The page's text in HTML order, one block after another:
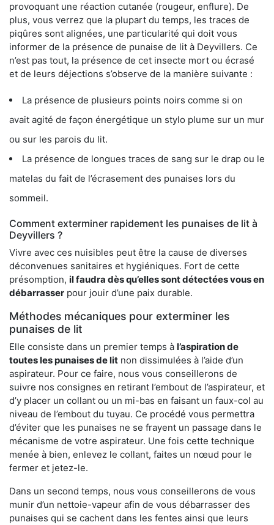
provoquant une réaction cutanée (rougeur, enflure). De
plus, vous verrez que la plupart du temps, les traces de
piqûres sont alignées, une particularité qui doit vous
informer de la présence de punaise de lit à Deyvillers. Ce
n’est pas tout, la présence de cet insecte mort ou écrasé
et de leurs déjections s’observe de la manière suivante :
La présence de plusieurs points noirs comme si on
avait agité de façon énergétique un stylo plume sur un mur
ou sur les parois du lit.
La présence de longues traces de sang sur le drap ou le
matelas du fait de l’écrasement des punaises lors du
sommeil.
Comment exterminer rapidement les punaises de lit à
Deyvillers ?
Vivre avec ces nuisibles peut être la cause de diverses
déconvenues sanitaires et hygiéniques. Fort de cette
présomption, il faudra dès qu’elles sont détectées vous en
débarrasser pour jouir d’une paix durable.
Méthodes mécaniques pour exterminer les
punaises de lit
Elle consiste dans un premier temps à l’aspiration de
toutes les punaises de lit non dissimulées à l’aide d’un
aspirateur. Pour ce faire, nous vous conseillerons de
suivre nos consignes en retirant l’embout de l’aspirateur, et
d’y placer un collant ou un mi-bas en faisant un faux-col au
niveau de l’embout du tuyau. Ce procédé vous permettra
d’éviter que les punaises ne se frayent un passage dans le
mécanisme de votre aspirateur. Une fois cette technique
menée à bien, enlevez le collant, faites un nœud pour le
fermer et jetez-le.
Dans un second temps, nous vous conseillerons de vous
munir d’un nettoie-vapeur afin de vous débarrasser des
punaises qui se cachent dans les fentes ainsi que leurs